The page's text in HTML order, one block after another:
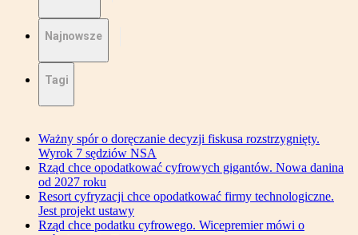
Najnowsze
Tagi
Ważny spór o doręczanie decyzji fiskusa rozstrzygnięty.
Wyrok 7 sędziów NSA
Rząd chce opodatkować cyfrowych gigantów. Nowa danina
od 2027 roku
Resort cyfryzacji chce opodatkować firmy technologiczne.
Jest projekt ustawy
Rząd chce podatku cyfrowego. Wicepremier mówi o